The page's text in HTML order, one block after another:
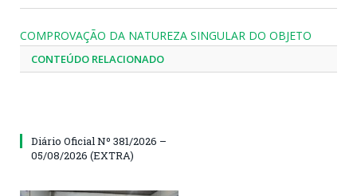
COMPROVAÇÃO DA NATUREZA SINGULAR DO OBJETO
CONTEÚDO RELACIONADO
Diário Oficial Nº 381/2026 –
05/08/2026 (EXTRA)